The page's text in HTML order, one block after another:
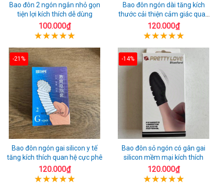
Bao đôn 2 ngón ngắn nhỏ gọn
tiện lợi kích thích dễ dùng
100.000₫
Bao đôn ngón dài tăng kích
thước cải thiện cảm giác quan
hệ
120.000₫
-21%
Bao đôn ngón gai silicon y tế
tăng kích thích quan hệ cực phê
120.000₫
-14%
Bao đôn sỏ ngón có gân gai
silicon mềm mại kích thích
120.000₫